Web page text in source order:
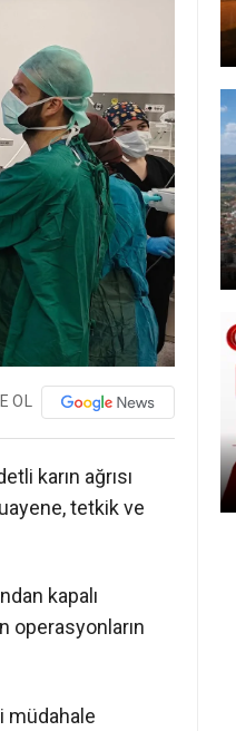
OL
karın ağrısı
tetkik ve
kapalı
operasyonların
müdahale